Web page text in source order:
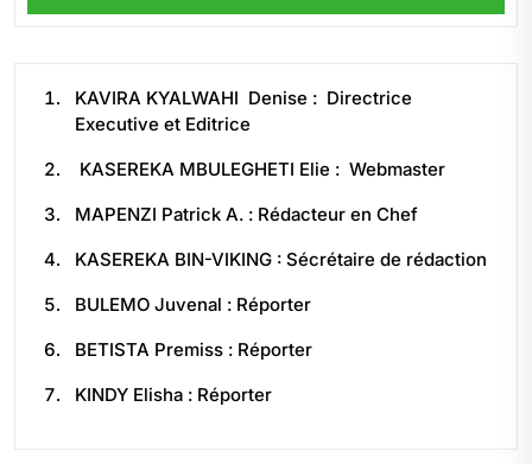
KAVIRA KYALWAHI Denise : Directrice
Executive et Editrice
KASEREKA MBULEGHETI Elie : Webmaster
MAPENZI Patrick A. : Rédacteur en Chef
KASEREKA BIN-VIKING : Sécrétaire de rédaction
BULEMO Juvenal : Réporter
BETISTA Premiss : Réporter
KINDY Elisha : Réporter